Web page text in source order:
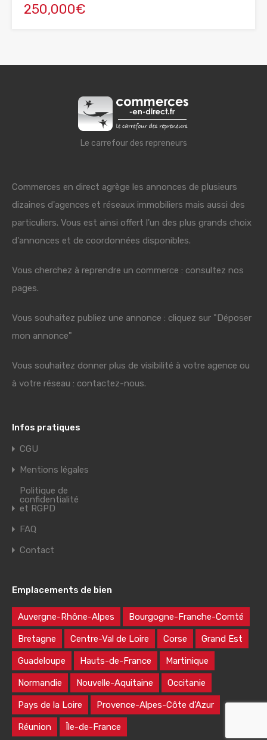
250,000€
Le carrefour des repreneurs
Commerces en direct agrège les annonces de plusieurs
dizaines d'agences et réseaux immobiliers mais aussi des
particuliers. Vous est ainsi offert l'un des plus grands choix
d'annonces et de coordonnées disponibles.
Vous cherchez à reprendre un commerce : consultez nos
pages.
Vous souhaitez publiez une annonce : cliquez sur "Déposer
mon annonce"
Vous souhaitez donner plus de visibilité à votre agence ou
à votre réseau : contactez-nous.
Infos pratiques
CGU
Mentions légales
Politique de
confidentialité
et RGPD
FAQ
Contact
Emplacements de bien
Auvergne-Rhône-Alpes Bourgogne-Franche-Comté
Bretagne Centre-Val de Loire Corse Grand Est
Guadeloupe Hauts-de-France Martinique
Normandie Nouvelle-Aquitaine Occitanie
Pays de la Loire Provence-Alpes-Côte d’Azur
Réunion Île-de-France